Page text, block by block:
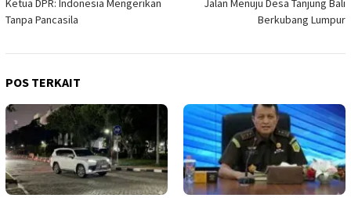
pos
Ketua DPR: Indonesia Mengerikan
Tanpa Pancasila
Jalan Menuju Desa Tanjung Bali
Berkubang Lumpur
POS TERKAIT